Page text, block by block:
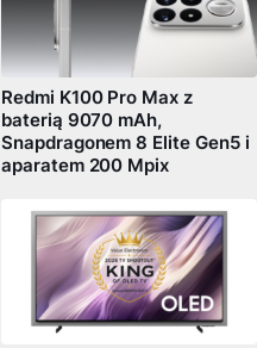
Redmi K100 Pro Max z
baterią 9070 mAh,
Snapdragonem 8 Elite Gen5 i
aparatem 200 Mpix